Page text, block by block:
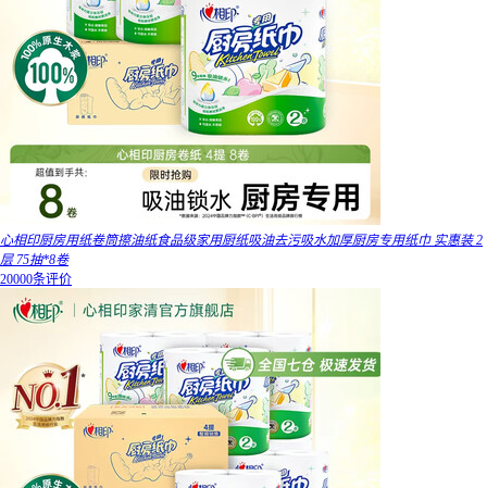
心相印厨房用纸卷筒擦油纸食品级家用厨纸吸油去污吸水加厚厨房专用纸巾 实惠装 2
层 75抽*8卷
20000条评价